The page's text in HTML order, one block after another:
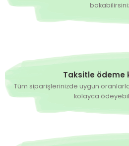
Taksitle ödeme
Tüm siparişlerinizde uygun
kolayca